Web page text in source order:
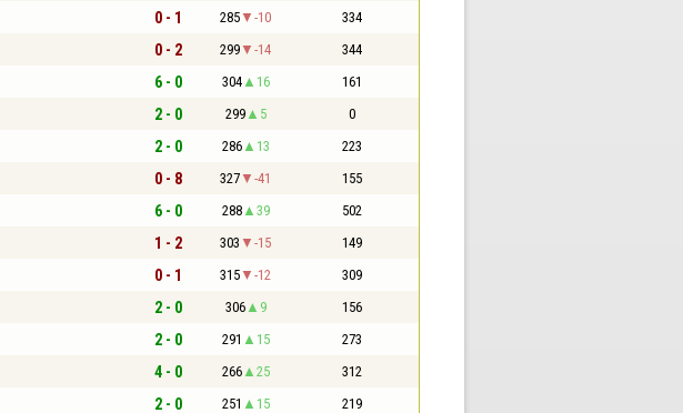
0 - 1 285 -10 334
0 - 2 299 -14 344
6 - 0 304 16 161
2 - 0 299 5 0
2 - 0 286 13 223
0 - 8 327 -41 155
6 - 0 288 39 502
1 - 2 303 -15 149
0 - 1 315 -12 309
2 - 0 306 9 156
2 - 0 291 15 273
4 - 0 266 25 312
2 - 0 251 15 219